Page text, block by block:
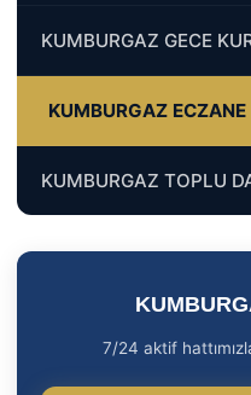
KUMBURGAZ GECE
KUMBURGAZ ECZANE
KUMBURGAZ TOPLU
7/24 aktif